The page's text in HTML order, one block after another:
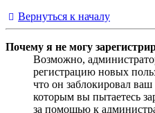
Вернуться к началу
Почему я не могу
Возможно,
регистрацию новых
что он заблокировал
которым вы пытаетесь
за помощью к